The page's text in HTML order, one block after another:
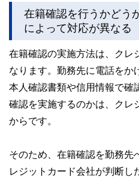
在籍確認を行うかどう
によって対応が異なる
在籍確認の実施方法は、クレ
なります。勤務先に電話をか
本人確認書類や信用情報で確
確認を実施するのかは、クレ
からです。
そのため、在籍確認を勤務先
レジットカード会社が判断し